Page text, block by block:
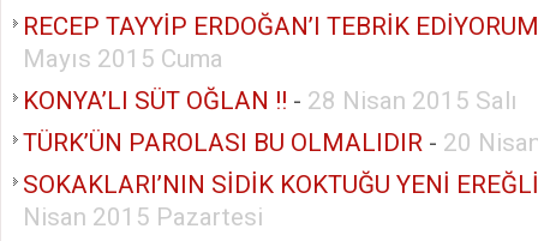
RECEP TAYYİP ERDOĞAN’I TEBRİK
Mayıs 2015 Cuma
KONYA’LI SÜT OĞLAN !! - 28 Nisan 2015 Salı
TÜRK’ÜN PAROLASI BU OLMALIDIR - 20
SOKAKLARI’NIN SİDİK KOKTUĞU YENİ
Nisan 2015 Pazartesi